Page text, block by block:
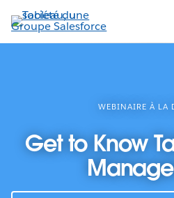
Aller
au
contenu
WEBINAIRE À LA
Get to Know